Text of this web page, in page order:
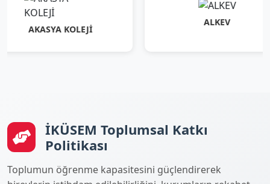
AKASYA KOLEJİ
İKÜSEM Toplumsal Katkı
Politikası
Toplumun öğrenme kapasitesini güçlendirerek